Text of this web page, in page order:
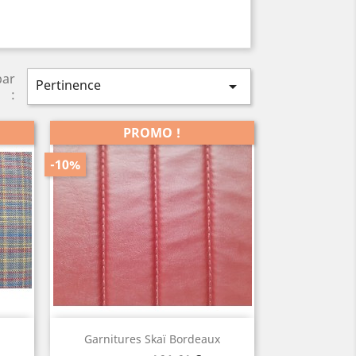
:
Pertinence 
Garnitures Skaï Bordeaux
-10%
PROMO !
Aperçu rapide